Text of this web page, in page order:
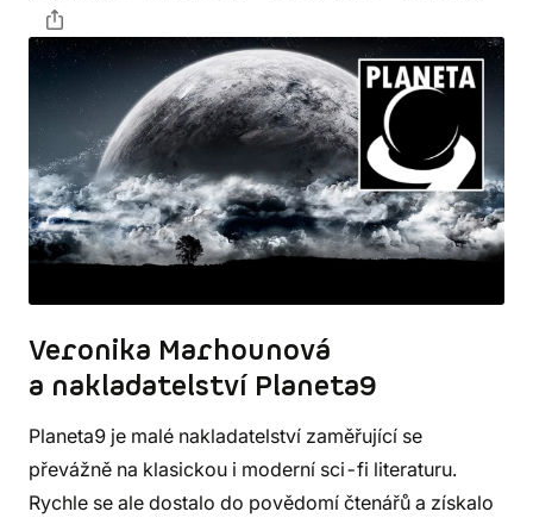
Veronika Marhounová
a nakladatelství Planeta9
Planeta9 je malé nakladatelství zaměřující se
převážně na klasickou i moderní sci-fi literaturu.
Rychle se ale dostalo do povědomí čtenářů a získalo